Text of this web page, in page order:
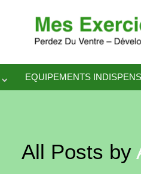
EQUIPEMENTS
All Posts by